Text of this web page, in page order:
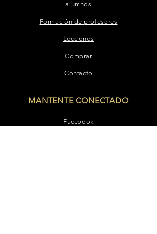
alumnos
Formación de profesores
Lecciones
Comprar
Contacto
MANTENTE CONECTADO
Facebook